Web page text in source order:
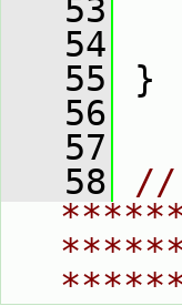
   53
   54
   55
}
   56
   57
   58
//